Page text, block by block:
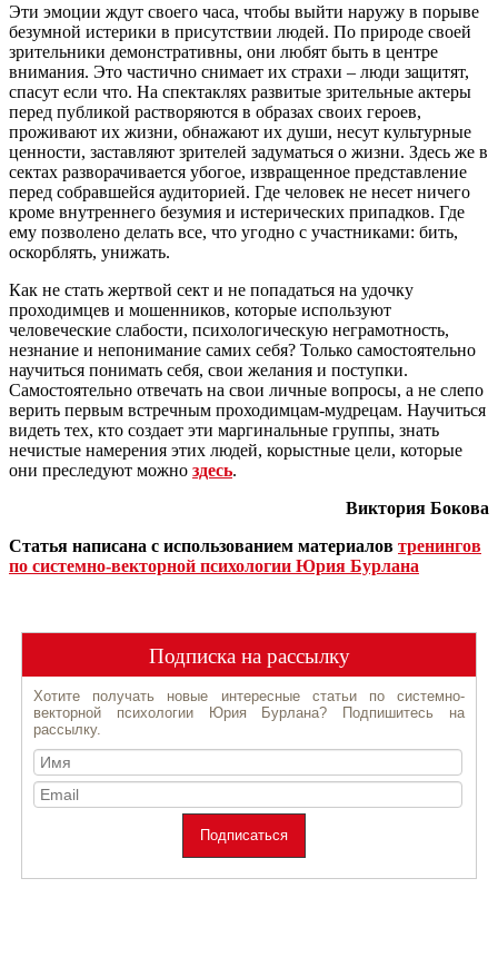
Эти эмоции ждут своего часа, чтобы выйти наружу в порыве
безумной истерики в присутствии людей. По природе своей
зрительники демонстративны, они любят быть в центре
внимания. Это частично снимает их страхи – люди защитят,
спасут если что. На спектаклях развитые зрительные актеры
перед публикой растворяются в образах своих героев,
проживают их жизни, обнажают их души, несут культурные
ценности, заставляют зрителей задуматься о жизни. Здесь же в
сектах разворачивается убогое, извращенное представление
перед собравшейся аудиторией. Где человек не несет ничего
кроме внутреннего безумия и истерических припадков. Где
ему позволено делать все, что угодно с участниками: бить,
оскорблять, унижать.
Как не стать жертвой сект и не попадаться на удочку
проходимцев и мошенников, которые используют
человеческие слабости, психологическую неграмотность,
незнание и непонимание самих себя? Только самостоятельно
научиться понимать себя, свои желания и поступки.
Самостоятельно отвечать на свои личные вопросы, а не слепо
верить первым встречным проходимцам-мудрецам. Научиться
видеть тех, кто создает эти маргинальные группы, знать
нечистые намерения этих людей, корыстные цели, которые
они преследуют можно здесь.
Виктория Бокова
Статья написана с использованием материалов тренингов
по системно-векторной психологии Юрия Бурлана